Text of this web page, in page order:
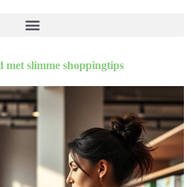
met slimme shoppingtips